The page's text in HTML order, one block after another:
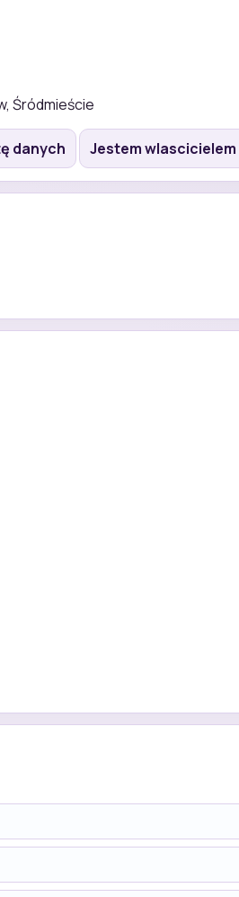
Śródmieście
danych Jestem